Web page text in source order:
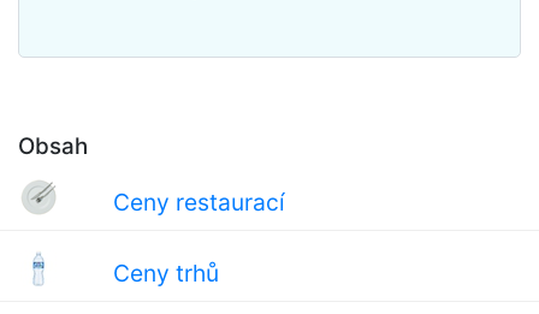
Obsah
Ceny restaurací
Ceny trhů